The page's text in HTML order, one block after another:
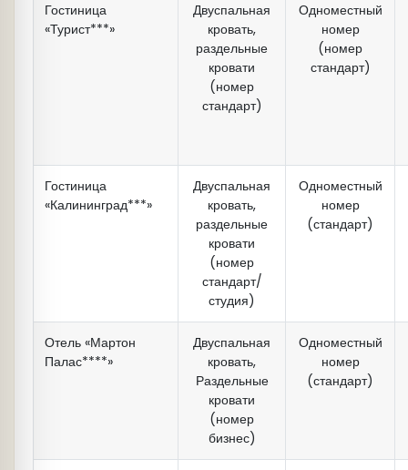
Гостиница
«Турист***»
Двуспальная
кровать,
раздельные
кровати
(номер
стандарт)
Одноместный
номер
(номер
стандарт)
Гостиница
«Калининград***»
Двуспальная
кровать,
раздельные
кровати
(номер
стандарт/
студия)
Одноместный
номер
(стандарт)
Отель «Мартон
Палас****»
Двуспальная
кровать,
Раздельные
кровати
(номер
бизнес)
Одноместный
номер
(стандарт)